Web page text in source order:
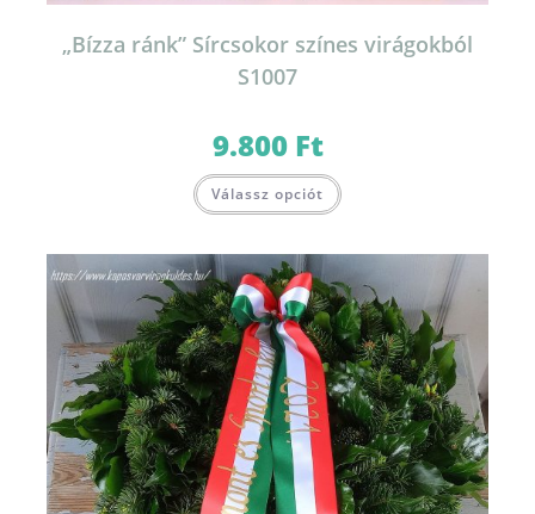
„Bízza ránk” Sírcsokor színes virágokból
S1007
9.800 Ft
Válassz opciót